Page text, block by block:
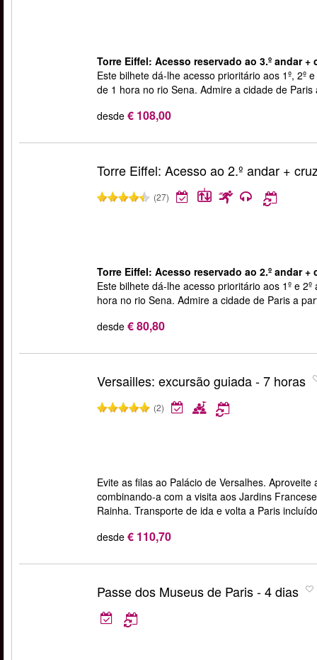
Torre Eiffel: Acesso reservado ao 3.º andar +
Este bilhete dá-lhe acesso prioritário aos 1º, 2º
de 1 hora no rio Sena. Admire a cidade de
desde € 108,00
Torre Eiffel: Acesso ao 2.º andar +
(27)
Torre Eiffel: Acesso reservado ao 2.º andar +
Este bilhete dá-lhe acesso prioritário aos 1º e
hora no rio Sena. Admire a cidade de Paris a
desde € 80,80
Versailles: excursão guiada - 7 horas
(2)
Evite as filas ao Palácio de Versalhes.
combinando-a com a visita aos Jardins
Rainha. Transporte de ida e volta a Paris
desde € 110,70
Passe dos Museus de Paris - 4 dias